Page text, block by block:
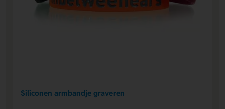
Siliconen armbandje graveren